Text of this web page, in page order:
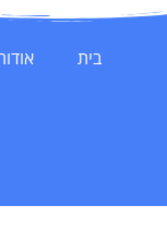
בית